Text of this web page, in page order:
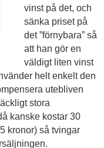
vinst på det, och
sänka priset på
det ”förnybara” så
att han gör en
väldigt liten vinst
helt enkelt den
utebliven
stora
kanske kostar 30
kronor) så tvingar